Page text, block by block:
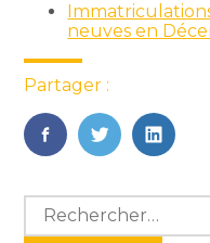
neuves en
Partager :
FaceBook
Twitter
Blog
sidebar
Rechercher :